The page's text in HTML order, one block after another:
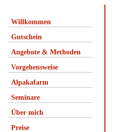
Willkommen
Gutschein
Angebote & Methoden
Vorgehensweise
Alpakafarm
Seminare
Über mich
Preise